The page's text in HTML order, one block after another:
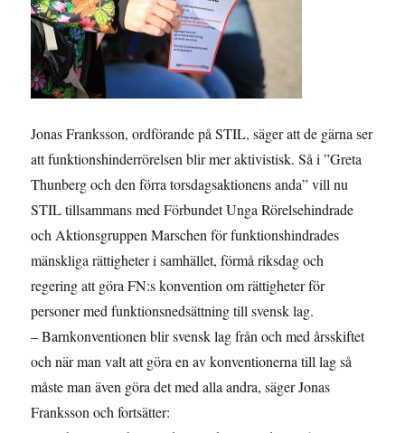
Jonas Franksson, ordförande på STIL, säger att de gärna ser
att funktionshinderrörelsen blir mer aktivistisk. Så i ”Greta
Thunberg och den förra torsdagsaktionens anda” vill nu
STIL tillsammans med Förbundet Unga Rörelsehindrade
och Aktionsgruppen Marschen för funktionshindrades
mänskliga rättigheter i samhället, förmå riksdag och
regering att göra FN:s konvention om rättigheter för
personer med funktionsnedsättning till svensk lag.
– Barnkonventionen blir svensk lag från och med årsskiftet
och när man valt att göra en av konventionerna till lag så
måste man även göra det med alla andra, säger Jonas
Franksson och fortsätter: